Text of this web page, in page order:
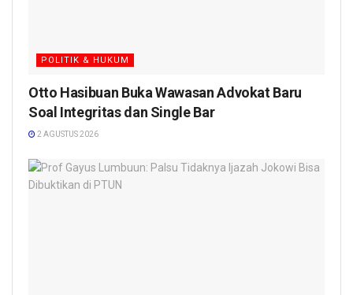
POLITIK & HUKUM
Otto Hasibuan Buka Wawasan Advokat Baru
Soal Integritas dan Single Bar
2 AGUSTUS 2026